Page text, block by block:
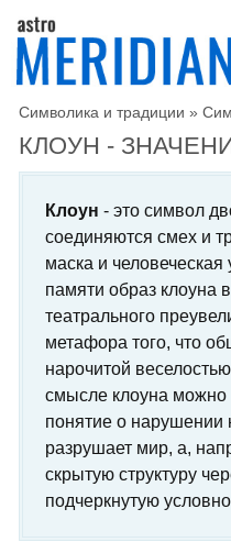
Символика и традиции »
КЛОУН -
Клоун - это символ
соединяются смех и
маска и человеческая
памяти образ клоуна
театрального
метафора того, что
нарочитой
смысле клоуна можно
понятие о нарушении
разрушает мир, а,
скрытую структуру
подчеркнутую